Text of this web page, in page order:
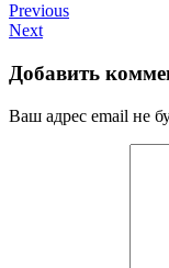
Previous
Next
Добавить
Ваш адрес email не